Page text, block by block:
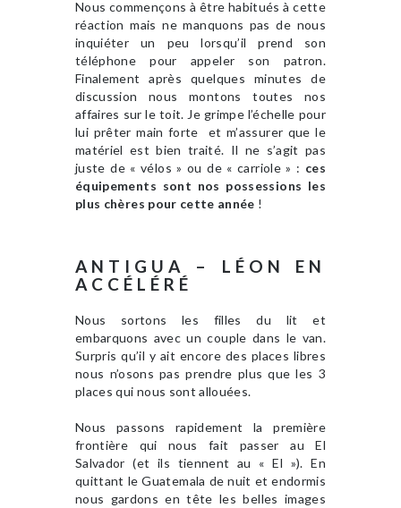
Nous commençons à être habitués à cette
réaction mais ne manquons pas de nous
inquiéter un peu lorsqu’il prend son
téléphone pour appeler son patron.
Finalement après quelques minutes de
discussion nous montons toutes nos
affaires sur le toit. Je grimpe l’échelle pour
lui prêter main forte et m’assurer que le
matériel est bien traité. Il ne s’agit pas
juste de « vélos » ou de « carriole » : ces
équipements sont nos possessions les
plus chères pour cette année !
ANTIGUA – LÉON EN
ACCÉLÉRÉ
Nous sortons les filles du lit et
embarquons avec un couple dans le van.
Surpris qu’il y ait encore des places libres
nous n’osons pas prendre plus que les 3
places qui nous sont allouées.
Nous passons rapidement la première
frontière qui nous fait passer au El
Salvador (et ils tiennent au « El »). En
quittant le Guatemala de nuit et endormis
nous gardons en tête les belles images